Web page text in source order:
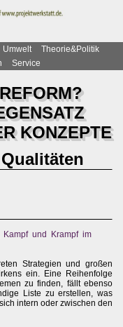
Umwelt
Theorie&Politik
Service
KONZEPTE
Kampf und Krampf im
Strategien und großen
ein. Eine Reihenfolge
zu finden, fällt ebenso
Liste zu erstellen, was
intern oder zwischen den